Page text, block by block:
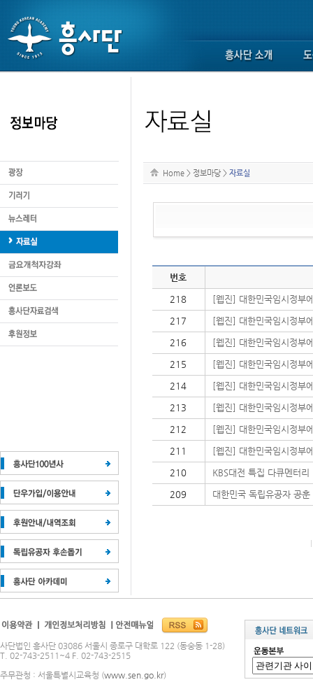
Home > 정보마당 > 자료실
번호
218 [웹진] 대한민국임시정부
217 [웹진] 대한민국임시정부
216 [웹진] 대한민국임시정부
215 [웹진] 대한민국임시정부
214 [웹진] 대한민국임시정부
213 [웹진] 대한민국임시정부
212 [웹진] 대한민국임시정부
211 [웹진] 대한민국임시정부
210 KBS대전 특집 다큐멘터
209 대한민국 독립유공자 공
사단법인 흥사단 03086 서울시 종로구 대학로 122 (동숭동 1-28)
T. 02-743-2511~4 F. 02-743-2515
주무관청 : 서울특별시교육청 (www.sen.go.kr)